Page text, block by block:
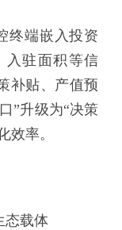
终端嵌入投资
入驻面积等信
补贴、产值预
”升级为“决策
效率。
态载体